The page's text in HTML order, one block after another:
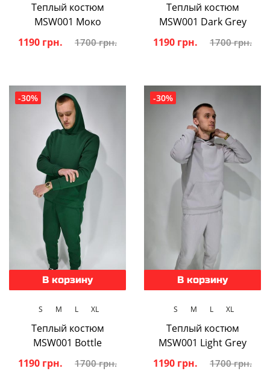
Теплый костюм
MSW001 Moкo
1190 грн.
1700 грн.
Теплый костюм
MSW001 Dark Grey
1190 грн.
1700 грн.
-30%
В корзину
S M L XL
Теплый костюм
MSW001 Bottle
1190 грн.
1700 грн.
-30%
В корзину
S M L XL
Теплый костюм
MSW001 Light Grey
1190 грн.
1700 грн.